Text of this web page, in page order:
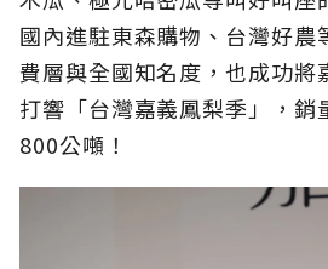
國內進駐東森購物、台灣好農
費層與全國知名度，也成功將
打響「台灣嘉義鳳梨季」，銷
800公噸！